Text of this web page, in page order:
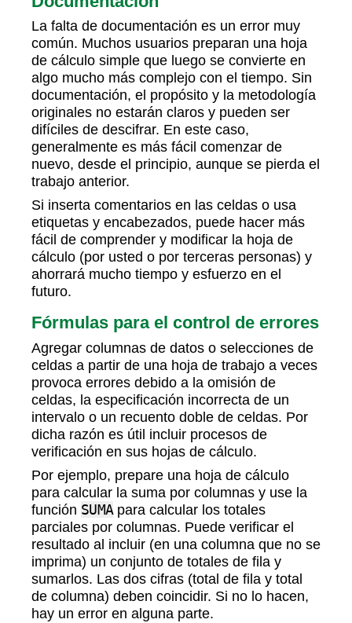
La falta de documentación es un error muy
común. Muchos usuarios preparan una hoja
de cálculo simple que luego se convierte en
algo mucho más complejo con el tiempo. Sin
documentación, el propósito y la metodología
originales no estarán claros y pueden ser
difíciles de descifrar. En este caso,
generalmente es más fácil comenzar de
nuevo, desde el principio, aunque se pierda el
trabajo anterior.
Si inserta comentarios en las celdas o usa
etiquetas y encabezados, puede hacer más
fácil de comprender y modificar la hoja de
cálculo (por usted o por terceras personas) y
ahorrará mucho tiempo y esfuerzo en el
futuro.
Fórmulas para el control de errores
Agregar columnas de datos o selecciones de
celdas a partir de una hoja de trabajo a veces
provoca errores debido a la omisión de
celdas, la especificación incorrecta de un
intervalo o un recuento doble de celdas. Por
dicha razón es útil incluir procesos de
verificación en sus hojas de cálculo.
Por ejemplo, prepare una hoja de cálculo
para calcular la suma por columnas y use la
función SUMApara calcular los totales
parciales por columnas. Puede verificar el
resultado al incluir (en una columna que no se
imprima) un conjunto de totales de fila y
sumarlos. Las dos cifras (total de fila y total
de columna) deben coincidir. Si no lo hacen,
hay un error en alguna parte.